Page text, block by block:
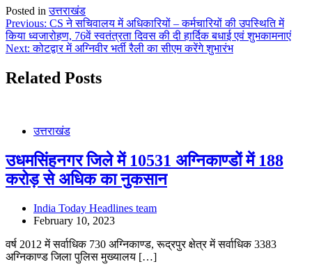
Posted inउत्तराखंड
Post
navigation
Previous: CS ने सचिवालय में अधिकारियों – कर्मचारियों की उपस्थिति में
किया ध्वजारोहण, 76वें स्वतंत्रता दिवस की दी हार्दिक बधाई एवं शुभकामनाएं
Next: कोटद्वार में अग्निवीर भर्ती रैली का सीएम करेंगे शुभारंभ
Related Posts
उत्तराखंड
उधमसिंहनगर जिले में 10531 अग्निकाण्डों में 188
करोड़ से अधिक का नुकसान
India Today Headlines team
February 10, 2023
वर्ष 2012 में सर्वाधिक 730 अग्निकाण्ड, रूद्रपुर क्षेत्र में सर्वाधिक 3383
अग्निकाण्ड जिला पुलिस मुख्यालय […]